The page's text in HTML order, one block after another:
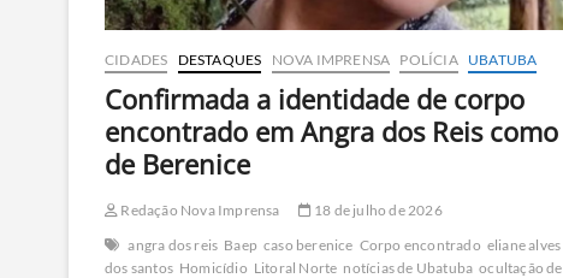
CIDADES DESTAQUES NOVA IMPRENSA POLÍCIA UBATUBA
Confirmada a identidade de corpo
encontrado em Angra dos Reis como
de Berenice
Redação Nova Imprensa
18 de julho de 2026
angra dos reis Baep caso berenice Corpo encontrado eliane alves
dos santos Homicídio Litoral Norte notícias de Ubatuba ocultação de